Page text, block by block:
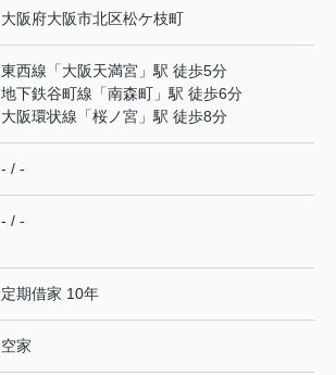
大阪府大阪市北区松ケ枝町
東西線 「大阪天満宮 」駅 徒歩5分
地下鉄谷町線 「南森町 」駅 徒歩6分
大阪環状線 「桜ノ宮 」駅 徒歩8分
- / -
- / -
定期借家 10年
空家